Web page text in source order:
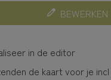
BEWERKEN
in de editor
de kaart voor je